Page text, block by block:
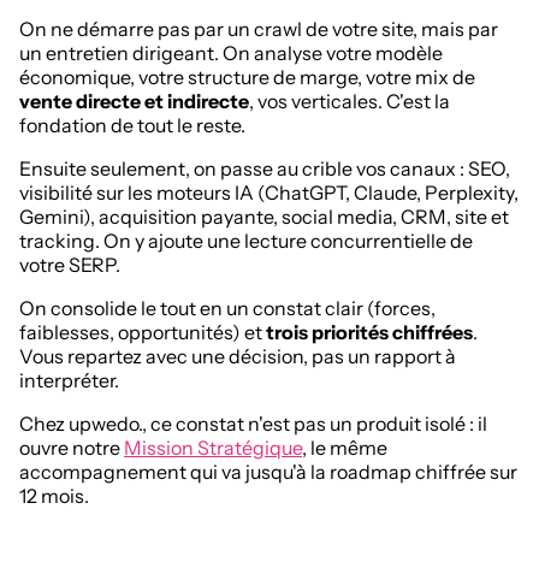
On ne démarre pas par un crawl de votre site, mais par
un entretien dirigeant. On analyse votre modèle
économique, votre structure de marge, votre mix de
vente directe et indirecte, vos verticales. C'est la
fondation de tout le reste.
Ensuite seulement, on passe au crible vos canaux : SEO,
visibilité sur les moteurs IA (ChatGPT, Claude, Perplexity,
Gemini), acquisition payante, social media, CRM, site et
tracking. On y ajoute une lecture concurrentielle de
votre SERP.
On consolide le tout en un constat clair (forces,
faiblesses, opportunités) ettrois priorités chiffrées.
Vous repartez avec une décision, pas un rapport à
interpréter.
Chez upwedo., ce constat n'est pas un produit isolé : il
ouvre notre Mission Stratégique, le même
accompagnement qui va jusqu'à la roadmap chiffrée sur
12 mois.